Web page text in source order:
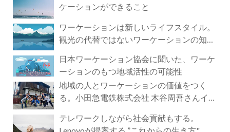
ケーションができること
ワーケーションは新しいライフスタイル。
観光の代替ではないワーケーションの知ら
日本ワーケーション協会に聞いた、ワーケ
ーションのもつ地域活性の可能性
地域の人とワーケーションの価値をつく
る。小田急電鉄株式会社 木谷周吾さんイン
テレワークしながら社会貢献もする。